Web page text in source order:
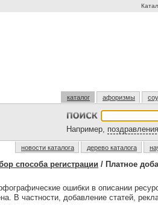
каталог афоризмы
Например,
новости каталога дерево каталога
способа регистрации / Платное
ошибки в описании
В частности, добавление статей,